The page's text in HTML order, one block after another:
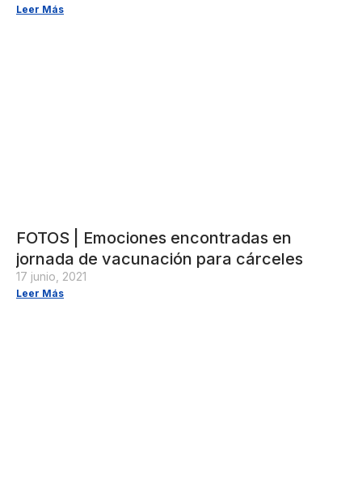
Leer Más
FOTOS | Emociones encontradas en
jornada de vacunación para cárceles
17 junio, 2021
Leer Más